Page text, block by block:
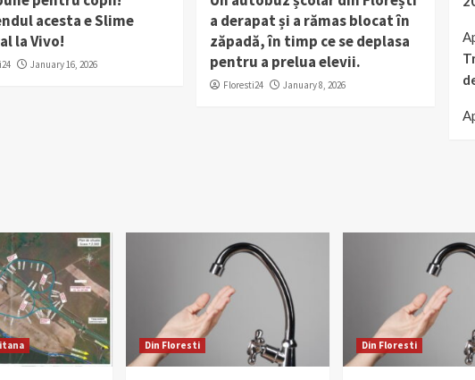
acesta e Slime
la Vivo!
January 16, 2026
a derapat și a rămas blocat în
zăpadă, în timp ce se deplasa
pentru a prelua elevii.
Floresti24 January 8, 2026
Din Floresti Din Floresti